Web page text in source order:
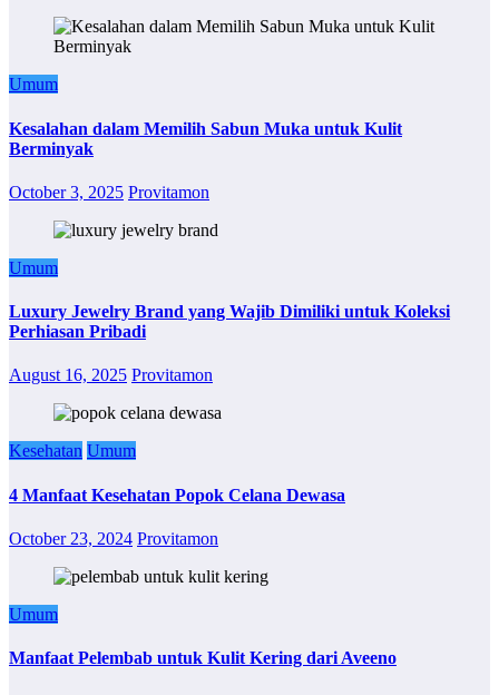
Umum
Kesalahan dalam Memilih Sabun Muka untuk Kulit
Berminyak
October 3, 2025 Provitamon
Umum
Luxury Jewelry Brand yang Wajib Dimiliki untuk Koleksi
Perhiasan Pribadi
August 16, 2025 Provitamon
Kesehatan Umum
4 Manfaat Kesehatan Popok Celana Dewasa
October 23, 2024 Provitamon
Umum
Manfaat Pelembab untuk Kulit Kering dari Aveeno